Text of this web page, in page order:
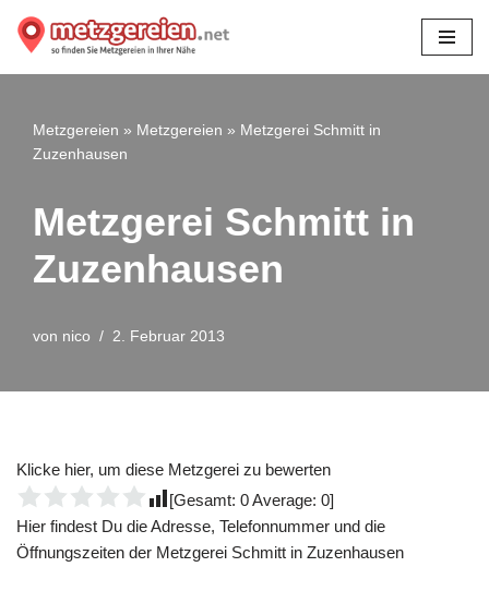
Zum
Metzgereien » Metzgereien » Metzgerei Schmitt in
Zuzenhausen
Metzgerei Schmitt in
Zuzenhausen
von nico 2. Februar 2013
Klicke hier, um diese Metzgerei zu bewerten
[Gesamt: 0Average: 0]
Hier findest Du die Adresse, Telefonnummer und die
Öffnungszeiten der Metzgerei Schmitt in Zuzenhausen